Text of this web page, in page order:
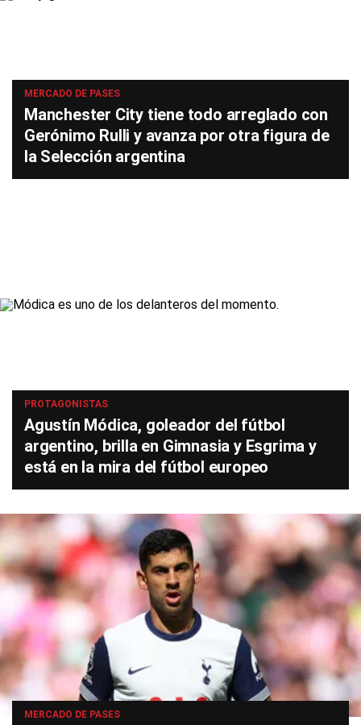
MERCADO DE PASES
Manchester City tiene todo arreglado con
Gerónimo Rulli y avanza por otra figura de
la Selección argentina
PROTAGONISTAS
Agustín Módica, goleador del fútbol
argentino, brilla en Gimnasia y Esgrima y
está en la mira del fútbol europeo
MERCADO DE PASES